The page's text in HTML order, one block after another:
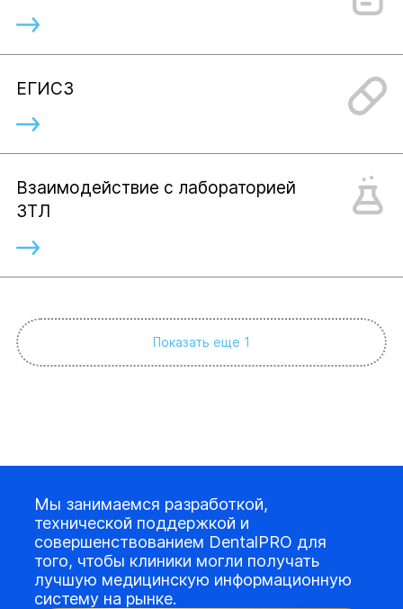
ЕГИСЗ
Взаимодействие с лабораторией
ЗТЛ
Показать еще 1
Мы занимаемся разработкой,
технической поддержкой и
совершенствованием DentalPRO для
того, чтобы клиники могли получать
лучшую медицинскую информационную
систему на рынке.